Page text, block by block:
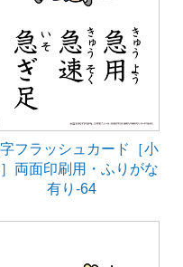
フラッシュカード［小
］両面印刷用・ふりがな
有り-64